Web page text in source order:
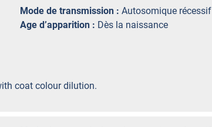
Mode de transmission : Autosomique récessif
Age d’apparition : Dès la naissance
coat colour dilution.